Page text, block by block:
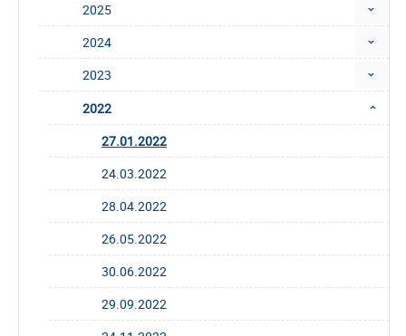
2025
2024
2023
2022
27.01.2022
24.03.2022
28.04.2022
26.05.2022
30.06.2022
29.09.2022